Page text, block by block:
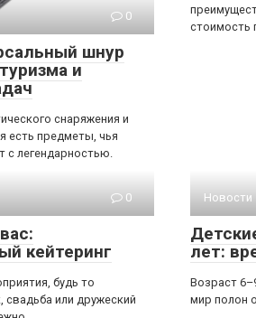
0
шнур
и
снаряжения и
есть предметы, чья
с легендарностью.
стоимость
0
кейтеринг
будь то
или дружеский
Новости
лет:
Возраст
мир полон